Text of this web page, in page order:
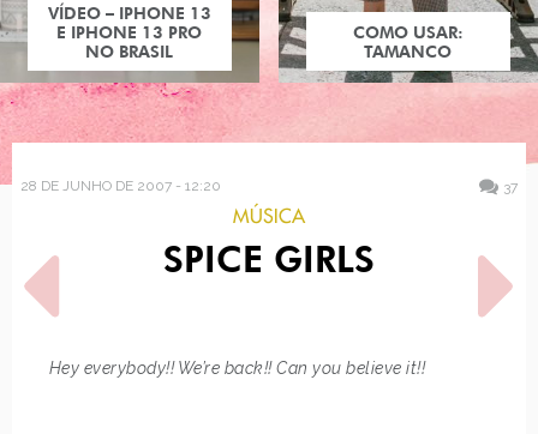
VÍDEO – IPHONE 13
E IPHONE 13 PRO
NO BRASIL
COMO USAR:
TAMANCO
28 DE JUNHO DE 2007 - 12:20 37
MÚSICA
SPICE GIRLS
Hey everybody!! We’re back!! Can you believe it!!